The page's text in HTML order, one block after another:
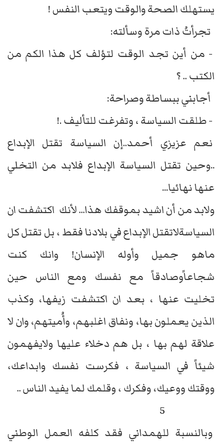
يستهلك الصحة والوقت ويتعب النفس !
تجرأتُ ذات مرة وسألته:
- من أين تجد الوقت لتؤلف كل هذا الكم من
الكتب .. ؟
أجابني ببساطة وصراحة:
- طلقت السياسة ، وتفرغت للتأليف .!
نعم عزيزي أحمد..إن السياسة تقتل الإبداع
..وحين تقتل السياسة الإبداع فلابد من التخلي
عنها نهائيا...
ولابد من أن اشيد بموقفك هذا... لأنك اكتشفت ان
السياسةلاتقتل الإبداع في بلادنا فقط ، بل تقتل كل
ماهو جميل وأوله الإنسان! وانك كنت
شجاعاًوصادقاً مع نفسك ومع الناس حين
تخليت عنها ، بعد ان اكتشفت زيفها، وكذب
الذين يعملون بها، ونفاق اغلبهم، وأُميتهم، وان لا
علاقة لهم بها ، بل هم دخلاء عليها ولايفهمون
شيئاً في السياسة ، فكرست نفسك وابداعك،
ووقتك ووعيك، وفكرك ، وقلمك لما يفيد الناس ..
وبالنسبة للهمداني فقد كلفه العمل الوطني